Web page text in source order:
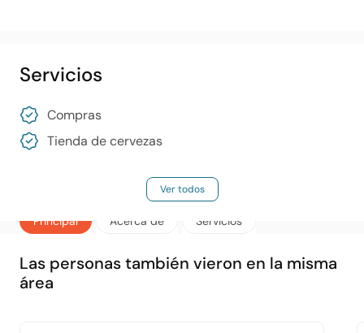
Principal Acerca de Servicios
Servicios
Compras
Tienda de cervezas
Ver todos
Las personas también vieron en la misma
área